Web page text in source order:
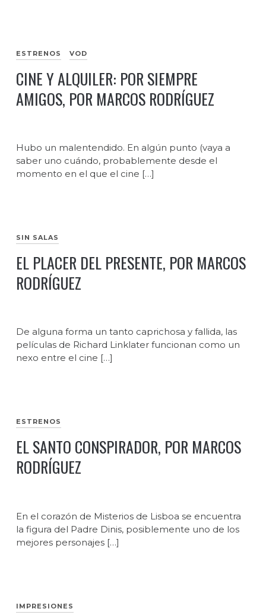
ESTRENOS VOD
CINE Y ALQUILER: POR SIEMPRE
AMIGOS, POR MARCOS RODRÍGUEZ
Hubo un malentendido. En algún punto (vaya a
saber uno cuándo, probablemente desde el
momento en el que el cine […]
SIN SALAS
EL PLACER DEL PRESENTE, POR MARCOS
RODRÍGUEZ
De alguna forma un tanto caprichosa y fallida, las
películas de Richard Linklater funcionan como un
nexo entre el cine […]
ESTRENOS
EL SANTO CONSPIRADOR, POR MARCOS
RODRÍGUEZ
En el corazón de Misterios de Lisboa se encuentra
la figura del Padre Dinis, posiblemente uno de los
mejores personajes […]
IMPRESIONES